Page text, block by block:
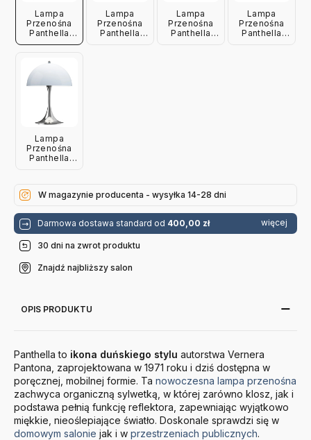
Lampa
Przenośna
Panthella
Originals 250
Louis
Poulsen
Lampa
Przenośna
Panthella
Lampa
Przenośna
Panthella
Lampa
Przenośna
Panthella
Lampa
Przenośna
Panthella
Szara Louis
Poulsen
W magazynie producenta - wysyłka 14-28 dni
Darmowa dostawa standard od 400,00 zł więcej
30 dni na zwrot produktu
Znajdź najbliższy salon
OPIS PRODUKTU
Panthella to ikona duńskiego stylu autorstwa Vernera
Pantona, zaprojektowana w 1971 roku i dziś dostępna w
poręcznej, mobilnej formie. Ta nowoczesna lampa przenośna
zachwyca organiczną sylwetką, w której zarówno klosz, jak i
podstawa pełnią funkcję reflektora, zapewniając wyjątkowo
miękkie, nieoślepiające światło. Doskonale sprawdzi się w
domowym salonie jak i w przestrzeniach publicznych.